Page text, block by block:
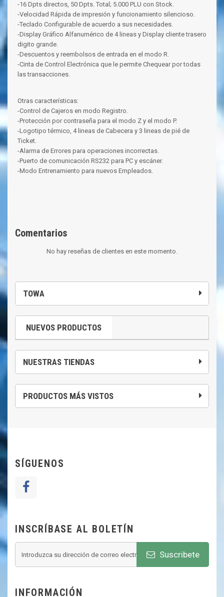
TOWA
NUEVOS PRODUCTOS
NUESTRAS TIENDAS
PRODUCTOS MÁS VISTOS
-16 Dpts directos, 50 Dpts. Total; 5.000 PLU con Stock.
-Velocidad Rápida de impresión y funcionamiento silencioso.
-Teclado Configurable de acuerdo a sus necesidades.
-Display Gráfico Alfanumérico de 4 lineas y Display cliente trasero
digito grande.
-Descuentos y reembolsos de entrada en el modo R.
-Cinta de Control Electrónica que le permite Chequear por todas
las transacciones.
Otras características:
-Control de Cajeros en modo Registro.
-Protección por contraseña para el modo Z y el modo P.
-Logotipo térmico, 4 lineas de Cabecera y 3 lineas de pié de
Ticket.
-Alarma de Errores para operaciones incorrectas.
-Puerto de comunicación RS232 para PC y escáner.
-Modo Entrenamiento para nuevos Empleados.
Comentarios
No hay reseñas de clientes en este momento.
SÍGUENOS
INSCRÍBASE AL BOLETÍN
Suscribete
INFORMACIÓN